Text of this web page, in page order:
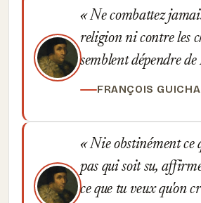
Ne combattez
religion ni contre les
semblent dépendre
FRANÇOIS
Nie obstinément ce
pas qui soit su,
ce que tu veux qu'on